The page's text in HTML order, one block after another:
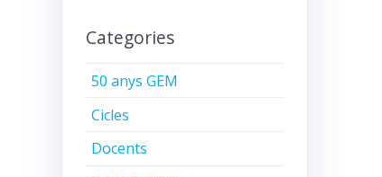
Categories
50 anys GEM
Cicles
Docents